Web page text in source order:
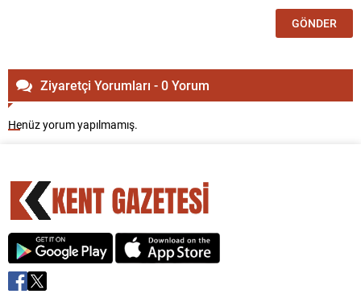
Ziyaretçi Yorumları - 0 Yorum
Henüz yorum yapılmamış.